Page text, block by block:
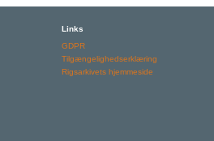
Links
GDPR
Tilgængelighedserklæring
Rigsarkivets hjemmeside